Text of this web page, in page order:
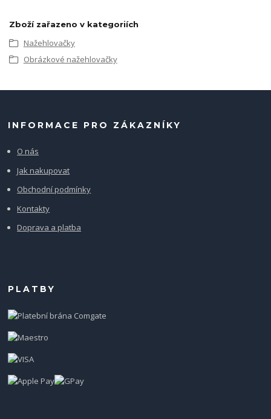
Zboží zařazeno v kategoriích
Nažehlovačky
Obrázkové nažehlovačky
INFORMACE PRO ZÁKAZNÍKY
O nás
Jak nakupovat
Obchodní podmínky
Kontakty
Doprava a platba
PLATBY